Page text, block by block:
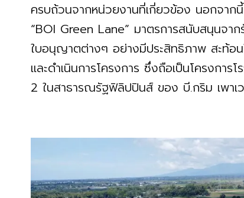
ครบถ้วนจากหน่วยงานที่เกี่ยวข้อง นอกจากนี้
“BOI Green Lane” มาตรการสนับสนุนจา
ใบอนุญาตต่างๆ อย่างมีประสิทธิภาพ สะท้อน
และดำเนินการโครงการ ซึ่งถือเป็นโครงกา
2 ในสาธารณรัฐฟิลิปปินส์ ของ บี.กริม เพาเ